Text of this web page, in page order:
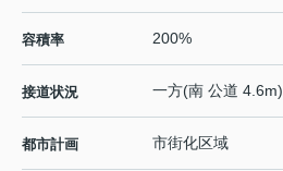
容積率 200%
接道状況 一方(南 公道 4.6m)
都市計画 市街化区域